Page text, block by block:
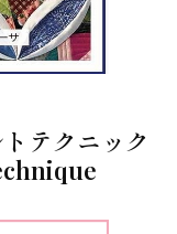
テクニック